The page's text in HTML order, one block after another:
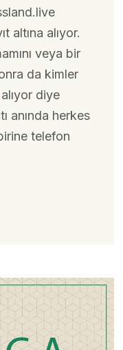
altına alıyor.
veya bir
da kimler
diye
anında herkes
telefon